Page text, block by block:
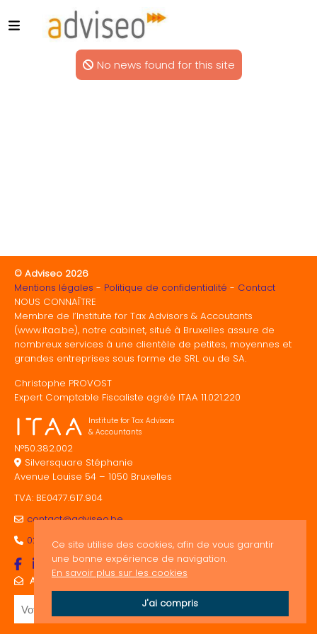
No news found for this site
© Adviseo 2026
Mentions légales
Politique de confidentialité
Contact
NOUS CONNAÎTRE
Membre de l’Institute for Tax Advisors & Accoutants
(www.itaa.be), notre cabinet, situé à Bruxelles assure de
nombreux services à une clientèle de petites, moyennes et
grandes entreprises sous forme de SRL ou de SA.
Christophe PROVOST
Expert Comptable Fiscaliste agréé ITAA 11.021.220
Institute for Tax Advisors
& Accountants
N°50.382.002
Silversquare Stéphanie
Avenue Louise 54 – 1050 Bruxelles
TVA: BE0477.617.904
contact@adviseo.be
02/893.00.64
ABONNEZ-VOUS À NOTRE NEWSLETTER
Ce site utilise des cookies, afin de vous garantir
une bonne expérience de navigation.
En savoir plus sur les cookies
J'ai compris